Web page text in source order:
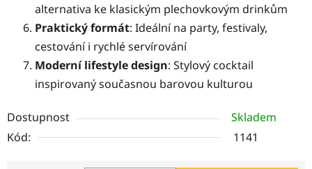
alternativa ke klasickým plechovkovým drinkům
Praktický formát: Ideální na party, festivaly,
cestování i rychlé servírování
Moderní lifestyle design: Stylový cocktail
inspirovaný současnou barovou kulturou
Dostupnost
Skladem
Kód:
1141